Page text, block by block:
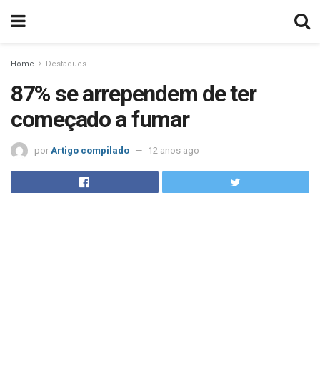
Home Destaques
87% se arrependem de ter
começado a fumar
por Artigo compilado 12 anos ago